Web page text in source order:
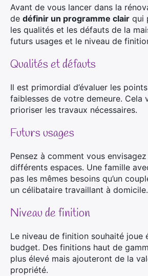
Avant de vous lancer dans la
de définir un programme clair qui
les qualités et les défauts de la
futurs usages et le niveau de
Qualités et défauts
Il est primordial d’évaluer les
faiblesses de votre demeure. Cela
prioriser les travaux nécessaires.
Futurs usages
Pensez à comment vous envisagez
différents espaces. Une famille
pas les mêmes besoins qu’un
un célibataire travaillant à domicile.
Niveau de finition
Le niveau de finition souhaité joue
budget. Des finitions haut de
plus élevé mais ajouteront de la
propriété.